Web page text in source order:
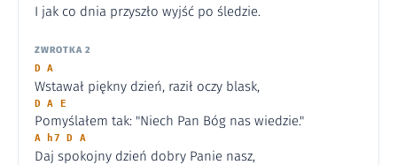
I jak co dnia przyszło wyjść po śledzie.
ZWROTKA 2
D A
Wstawał piękny dzień, raził oczy blask,
D A E
Pomyślałem tak: "Niech Pan Bóg nas wiedzie."
A h7 D A
Daj spokojny dzień dobry Panie nasz,